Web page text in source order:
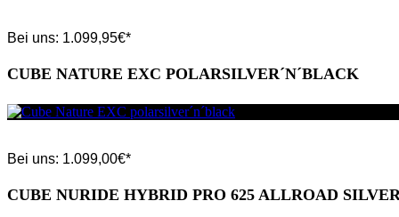
Bei uns: 1.099,95€*
CUBE NATURE EXC POLARSILVER´N´BLACK
Bei uns: 1.099,00€*
CUBE NURIDE HYBRID PRO 625 ALLROAD